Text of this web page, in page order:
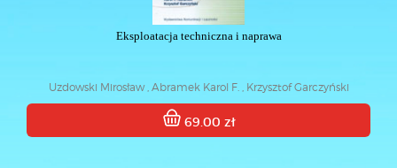
Eksploatacja techniczna i naprawa
Uzdowski Mirosław , Abramek Karol F. , Krzysztof Garczyński
69.00 zł